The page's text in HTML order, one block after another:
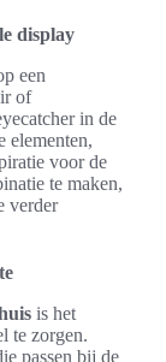
display
een
of
in de
elementen,
voor de
te maken,
verder
is het
te zorgen.
passen bij de